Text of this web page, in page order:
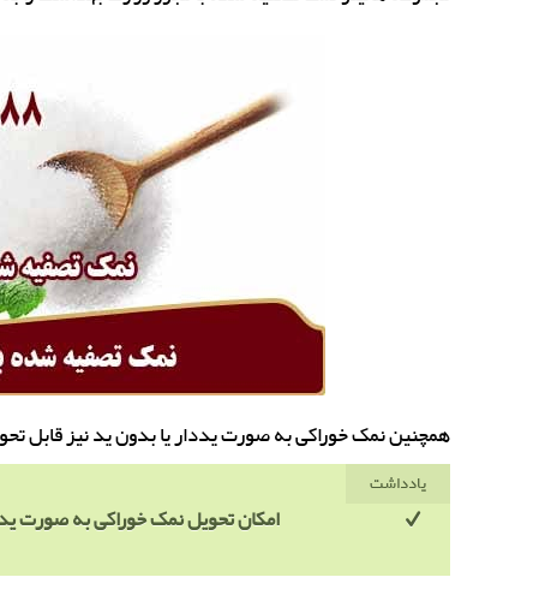
همچنین نمک خوراکی به صورت یددار یا بدون ید نیز قابل
یادداشت
امکان تحویل نمک خوراکی به صورت یددار و